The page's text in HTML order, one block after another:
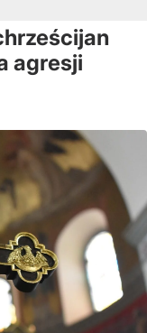
agresji